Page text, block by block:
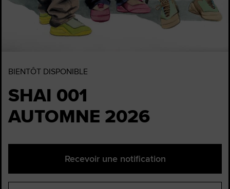
BIENTÔT DISPONIBLE
SHAI 001
AUTOMNE 2026
Recevoir une notification